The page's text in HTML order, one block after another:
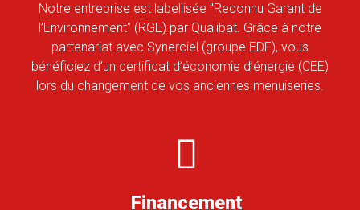
Notre entreprise est labellisée "Reconnu Garant de
l’Environnement" (RGE) par Qualibat. Grâce à notre
partenariat avec Synerciel (groupe EDF), vous
bénéficiez d’un certificat d’économie d’énergie (CEE)
lors du changement de vos anciennes menuiseries.
Financement